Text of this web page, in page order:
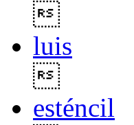
luis
esténcil